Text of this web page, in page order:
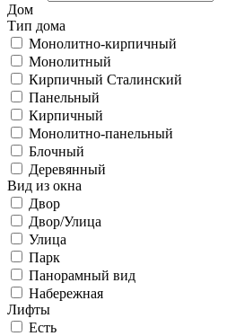
Дом
Тип дома
Монолитно-кирпичный
Монолитный
Кирпичный Сталинский
Панельный
Кирпичный
Монолитно-панельный
Блочный
Деревянный
Вид из окна
Двор
Двор/Улица
Улица
Парк
Панорамный вид
Набережная
Лифты
Есть